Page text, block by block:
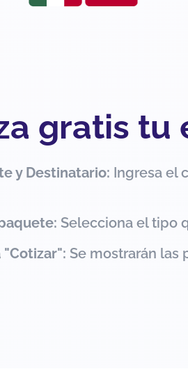
gratis tu
y Destinatario: Ingresa el
Selecciona el tipo
"Cotizar": Se mostrarán las